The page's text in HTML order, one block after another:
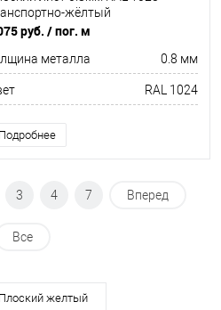
жёлтый
руб. / пог. м
металла 0.8 мм
RAL 1024
Подробнее
3 4 7 Вперед
Все
Плоский желтый